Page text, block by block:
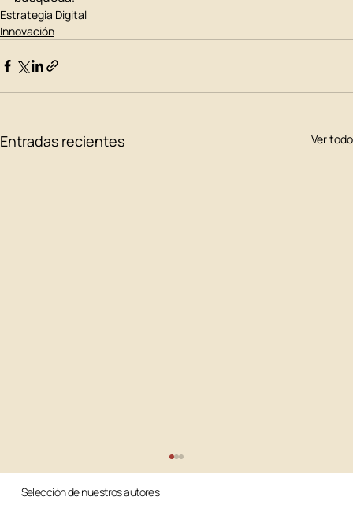
Estrategia Digital
Innovación
Entradas recientes Ver todo
Selección de nuestros autores